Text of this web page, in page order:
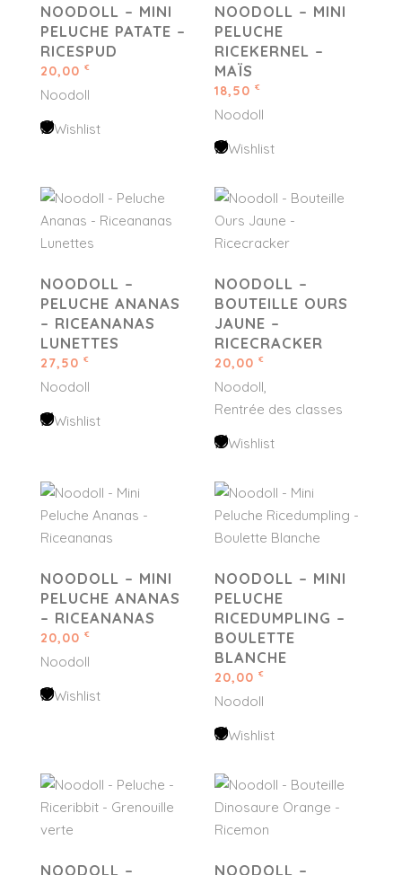
NOODOLL – MINI
PELUCHE PATATE –
RICESPUD
20,00 €
Noodoll
Wishlist
NOODOLL – MINI
PELUCHE
RICEKERNEL –
MAÏS
18,50 €
Noodoll
Wishlist
NOODOLL –
PELUCHE ANANAS
– RICEANANAS
LUNETTES
27,50 €
Noodoll
Wishlist
NOODOLL –
BOUTEILLE OURS
JAUNE –
RICECRACKER
20,00 €
Noodoll
Rentrée des classes
Wishlist
NOODOLL – MINI
PELUCHE ANANAS
– RICEANANAS
20,00 €
Noodoll
Wishlist
NOODOLL – MINI
PELUCHE
RICEDUMPLING –
BOULETTE
BLANCHE
20,00 €
Noodoll
Wishlist
NOODOLL – NOODOLL –